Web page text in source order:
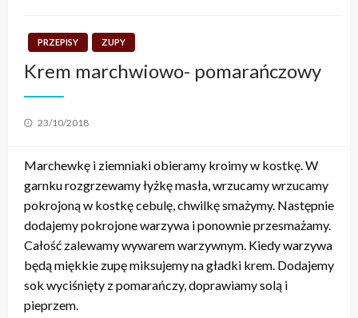
PRZEPISY ZUPY
Krem marchwiowo- pomarańczowy
Posted
23/10/2018
Marchewkę i ziemniaki obieramy kroimy w kostkę. W
garnku rozgrzewamy łyżkę masła, wrzucamy wrzucamy
pokrojoną w kostkę cebulę, chwilkę smażymy. Następnie
dodajemy pokrojone warzywa i ponownie przesmażamy.
Całość zalewamy wywarem warzywnym. Kiedy warzywa
będą miękkie zupę miksujemy na gładki krem. Dodajemy
sok wyciśnięty z pomarańczy, doprawiamy solą i
pieprzem.